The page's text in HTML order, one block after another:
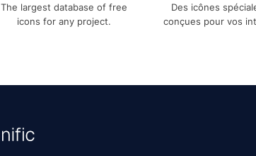
The largest database of free
icons for any project.
Des icônes
conçues pour vos